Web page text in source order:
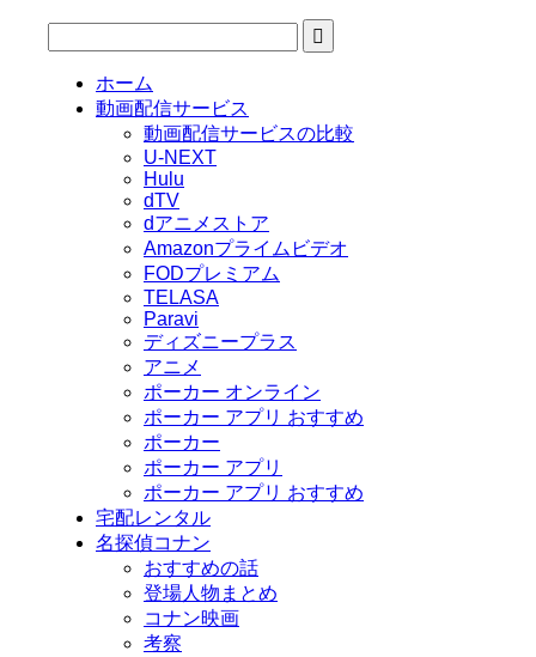
ホーム
動画配信サービス
動画配信サービスの比較
U-NEXT
Hulu
dTV
dアニメストア
Amazonプライムビデオ
FODプレミアム
TELASA
Paravi
ディズニープラス
アニメ
ポーカー オンライン
ポーカー アプリ おすすめ
ポーカー
ポーカー アプリ
ポーカー アプリ おすすめ
宅配レンタル
名探偵コナン
おすすめの話
登場人物まとめ
コナン映画
考察